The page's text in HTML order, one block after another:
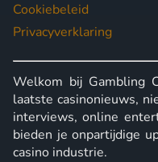
Cookiebeleid
Privacyverklaring
Welkom bij Gambling
laatste casinonieuws,
interviews, online
bieden je onpartijdige
casino industrie.